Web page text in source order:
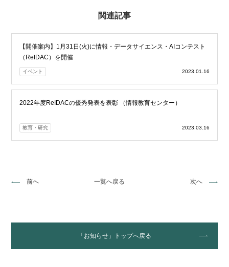
関連記事
【開催案内】1月31日(火)に情報・データサイエンス・AIコンテスト
（ReIDAC）を開催
イベント 2023.01.16
2022年度ReIDACの優秀発表を表彰 （情報教育センター）
教育・研究 2023.03.16
前へ 一覧へ戻る 次へ
「お知らせ」トップへ戻る